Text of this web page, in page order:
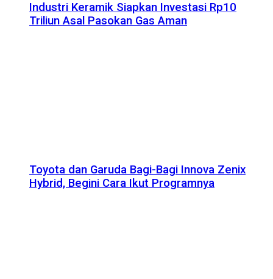
Industri Keramik Siapkan Investasi Rp10
Triliun Asal Pasokan Gas Aman
Toyota dan Garuda Bagi-Bagi Innova Zenix
Hybrid, Begini Cara Ikut Programnya